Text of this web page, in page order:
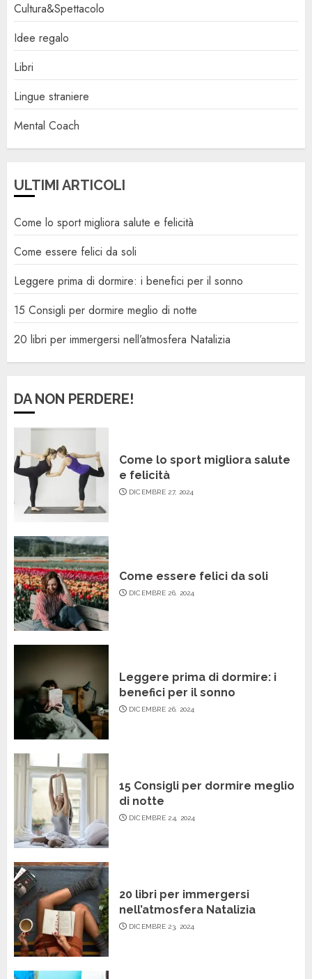
Cultura&Spettacolo
Idee regalo
Libri
Lingue straniere
Mental Coach
ULTIMI ARTICOLI
Come lo sport migliora salute e felicità
Come essere felici da soli
Leggere prima di dormire: i benefici per il sonno
15 Consigli per dormire meglio di notte
20 libri per immergersi nell’atmosfera Natalizia
DA NON PERDERE!
Come lo sport migliora salute
e felicità
DICEMBRE 27, 2024
Come essere felici da soli
DICEMBRE 26, 2024
Leggere prima di dormire: i
benefici per il sonno
DICEMBRE 26, 2024
15 Consigli per dormire meglio
di notte
DICEMBRE 24, 2024
20 libri per immergersi
nell’atmosfera Natalizia
DICEMBRE 23, 2024